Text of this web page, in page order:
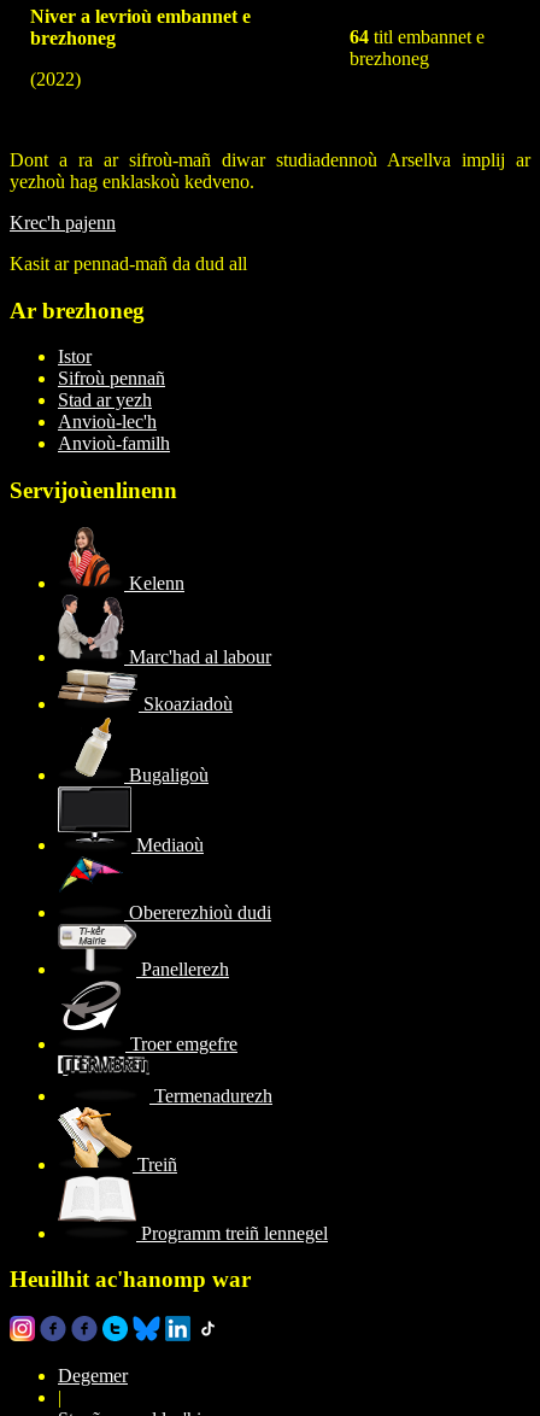
Niver a levrioù embannet e
brezhoneg
(2022)
64 titl embannet e
brezhoneg
Dont a ra ar sifroù-mañ diwar studiadennoù Arsellva implij ar
yezhoù hag enklaskoù kedveno.
Krec'h pajenn
Kasit ar pennad-mañ da dud all
Ar brezhoneg
Istor
Sifroù pennañ
Stad ar yezh
Anvioù-lec'h
Anvioù-familh
Servijoùenlinenn
Kelenn
Marc'had al labour
Skoaziadoù
Bugaligoù
Mediaoù
Obererezhioù dudi
Panellerezh
Troer emgefre
Termenadurezh
Treiñ
Programm treiñ lennegel
Heuilhit ac'hanomp war
Degemer
|